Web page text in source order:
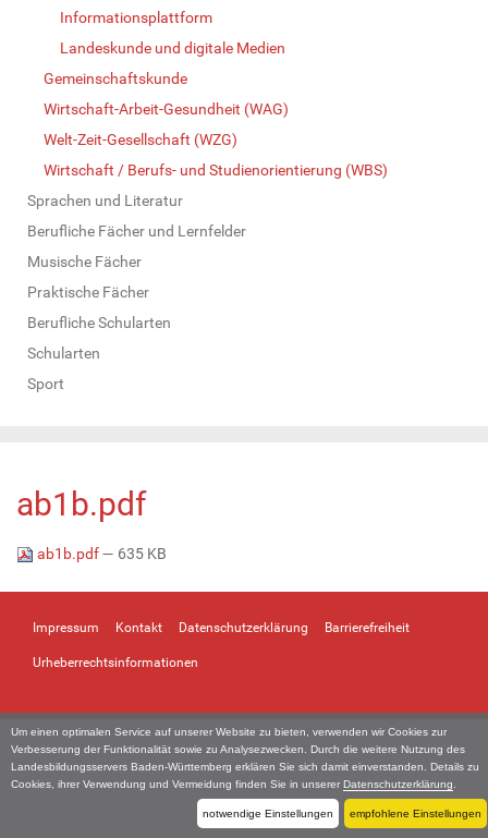
Um einen optimalen Service auf unserer Website zu bieten, verwenden wir Cookies zur
Verbesserung der Funktionalität sowie zu Analysezwecken. Durch die weitere Nutzung des
Landesbildungsservers Baden-Württemberg erklären Sie sich damit einverstanden. Details zu
Cookies, ihrer Verwendung und Vermeidung finden Sie in unserer Datenschutzerklärung
notwendige Einstellungen empfohlene Einstellungen
Informationsplattform
Landeskunde und digitale Medien
Gemeinschaftskunde
Wirtschaft-Arbeit-Gesundheit (WAG)
Welt-Zeit-Gesellschaft (WZG)
Wirtschaft / Berufs- und Studienorientierung (WBS)
Sprachen und Literatur
Berufliche Fächer und Lernfelder
Musische Fächer
Praktische Fächer
Berufliche Schularten
Schularten
Sport
ab1b.pdf
ab1b.pdf— 635 KB
Impressum Kontakt Datenschutzerklärung Barrierefreiheit
Urheberrechtsinformationen